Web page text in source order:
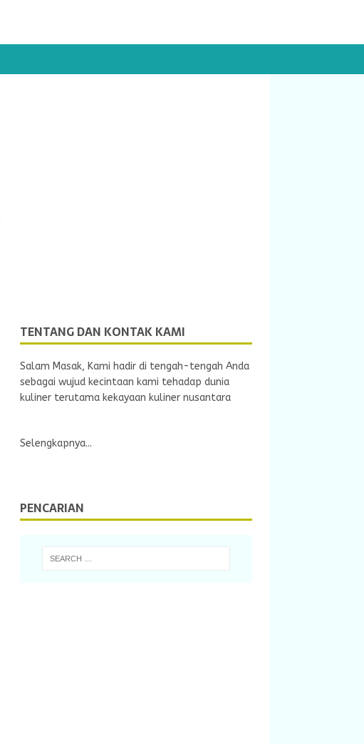
TENTANG DAN KONTAK KAMI
Salam Masak, Kami hadir di tengah-tengah Anda
sebagai wujud kecintaan kami tehadap dunia
kuliner terutama kekayaan kuliner nusantara
Selengkapnya...
PENCARIAN